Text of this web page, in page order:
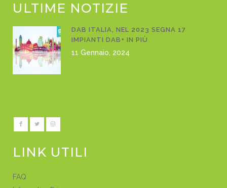
ULTIME NOTIZIE
DAB ITALIA, NEL 2023 SEGNA 17
IMPIANTI DAB+ IN PIÙ
11 Gennaio, 2024
LINK UTILI
FAQ